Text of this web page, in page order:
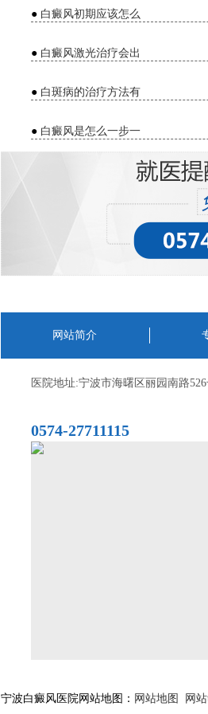
● 白癜风初期应该怎么
● 白癜风激光治疗会出
● 白斑病的治疗方法有
● 白癜风是怎么一步一
网站简介
医院地址:宁波市海曙区丽园南路
0574-27711115
宁波白癜风医院网站地图： 网站地图 网